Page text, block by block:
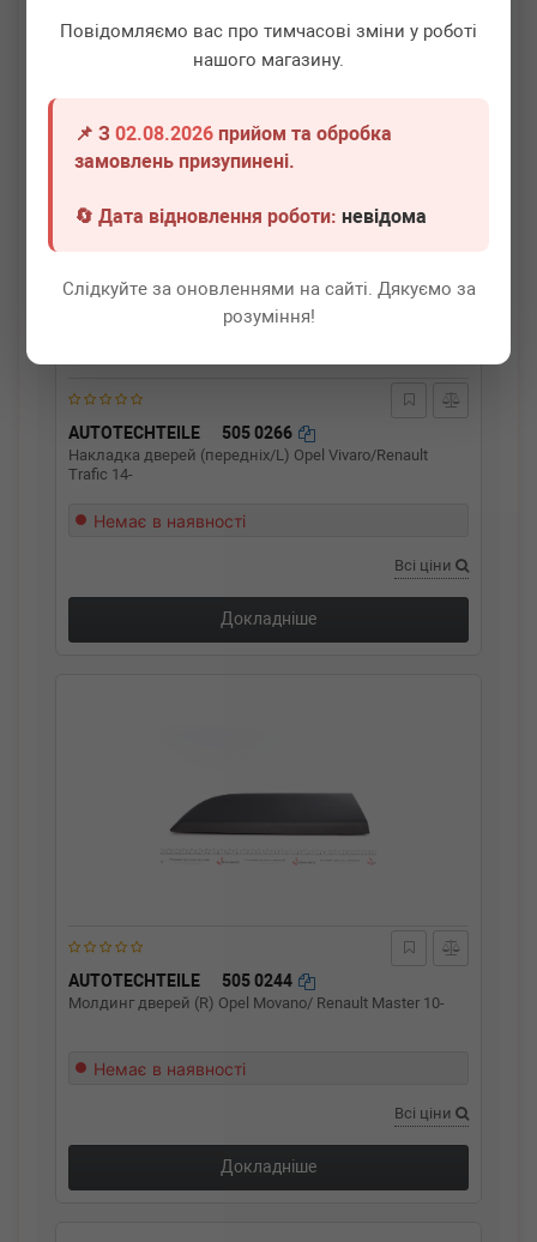
Повідомляємо вас про тимчасові зміни у роботі
нашого магазину.
📌 З02.08.2026 прийом та обробка
замовлень призупинені.
🔄 Дата відновлення роботи:невідома
Слідкуйте за оновленнями на сайті. Дякуємо за
розуміння!
Докладніше
AUTOTECHTEILE 505 0266
Накладка дверей (передніх/L) Opel Vivaro/Renault
Trafic 14-
Немає в наявності
Всі ціни
Докладніше
AUTOTECHTEILE 505 0244
Молдинг дверей (R) Opel Movano/ Renault Master 10-
Немає в наявності
Всі ціни
Докладніше